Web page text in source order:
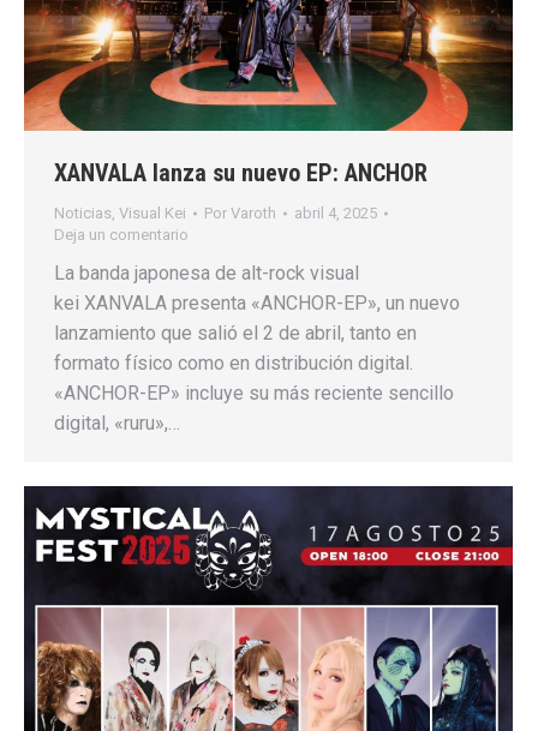
XANVALA lanza su nuevo EP: ANCHOR
Noticias Visual Kei Por Varoth
abril 4, 2025
Deja un comentario
La banda japonesa de alt-rock visual
kei XANVALA presenta «ANCHOR-EP», un nuevo
lanzamiento que salió el 2 de abril, tanto en
formato físico como en distribución digital.
«ANCHOR-EP» incluye su más reciente sencillo
digital, «ruru»,…